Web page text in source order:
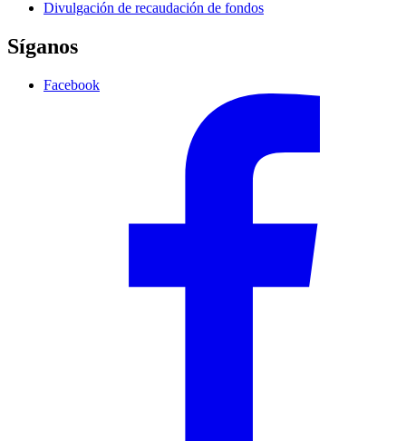
Divulgación de recaudación de fondos
Síganos
Facebook